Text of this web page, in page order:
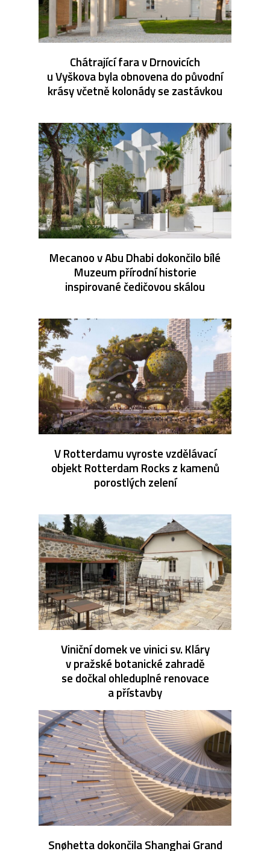
Chátrající fara v Drnovicích
u Vyškova byla obnovena do původní
krásy včetně kolonády se zastávkou
Mecanoo v Abu Dhabi dokončilo bílé
Muzeum přírodní historie
inspirované čedičovou skálou
V Rotterdamu vyroste vzdělávací
objekt Rotterdam Rocks z kamenů
porostlých zelení
Viniční domek ve vinici sv. Kláry
v pražské botanické zahradě
se dočkal ohleduplné renovace
a přístavby
Snøhetta dokončila Shanghai Grand